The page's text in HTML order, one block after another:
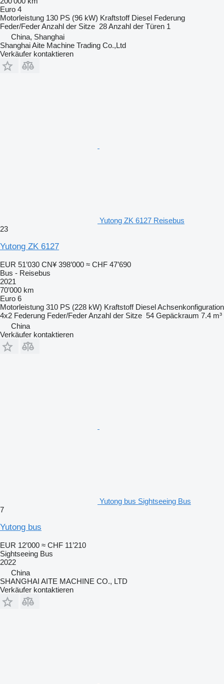
Euro 4
Motorleistung 130 PS (96 kW) Kraftstoff Diesel Federung
Feder/FederAnzahl der Sitze 28Anzahl der Türen 1
China, Shanghai
Shanghai Aite Machine Trading Co.,Ltd
Verkäufer kontaktieren
Yutong ZK 6127 Reisebus
23
Yutong ZK 6127
EUR 51’030 CN¥ 398’000 ≈ CHF 47’690
Bus - Reisebus
2021
70’000 km
Euro 6
Motorleistung 310 PS (228 kW) Kraftstoff DieselAchsenkonfiguration
4x2 Federung Feder/FederAnzahl der Sitze 54 Gepäckraum 7.4 m³
China
Verkäufer kontaktieren
Yutong bus Sightseeing Bus
7
Yutong bus
EUR 12’000 ≈ CHF 11’210
Sightseeing Bus
2022
China
SHANGHAI AITE MACHINE CO., LTD
Verkäufer kontaktieren